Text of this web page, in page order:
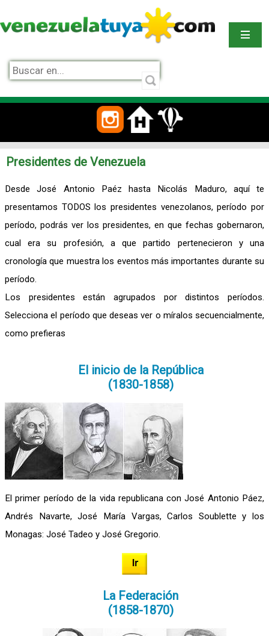
Presidentes de Venezuela
Desde José Antonio Paéz hasta Nicolás Maduro, aquí te
presentamos TODOS los presidentes venezolanos, período por
período, podrás ver los presidentes, en que fechas gobernaron,
cual era su profesión, a que partido pertenecieron y una
cronología que muestra los eventos más importantes durante su
período.
Los presidentes están agrupados por distintos períodos.
Selecciona el período que deseas ver o míralos secuencialmente,
como prefieras
El inicio de la República
(1830-1858)
El primer período de la vida republicana con José Antonio Páez,
Andrés Navarte, José María Vargas, Carlos Soublette y los
Monagas: José Tadeo y José Gregorio.
La Federación
(1858-1870)